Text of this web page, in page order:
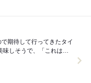
期待して行ってきたタイ